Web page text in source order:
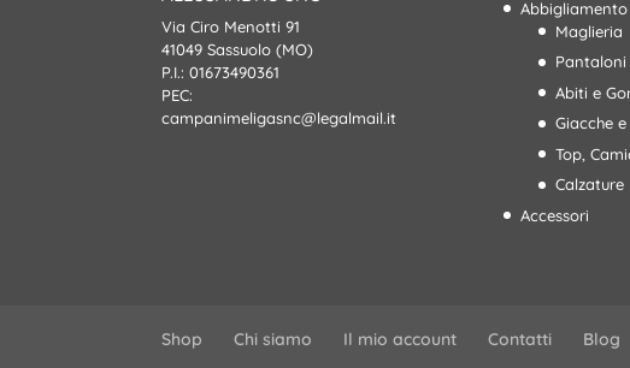
Via Ciro Menotti 91
41049 Sassuolo (MO)
P.I.: 01673490361
PEC:
campanimeligasnc@legalmail.it
Abbigliamento
Maglieria
Pantaloni
Abiti e
Giacche
Top,
Calzature
Accessori
Shop Chi siamo Il mio account Contatti Blog